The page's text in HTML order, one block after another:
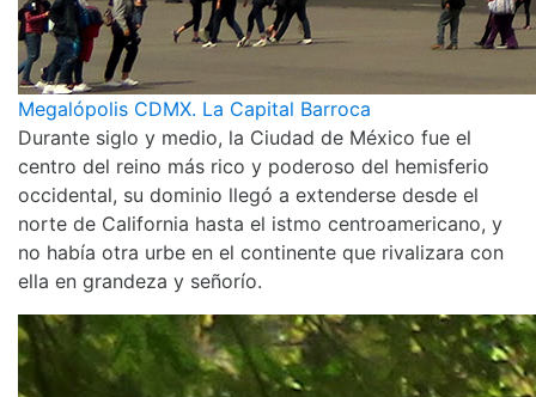
Megalópolis CDMX. La Capital Barroca
Durante siglo y medio, la Ciudad de México fue el
centro del reino más rico y poderoso del hemisferio
occidental, su dominio llegó a extenderse desde el
norte de California hasta el istmo centroamericano, y
no había otra urbe en el continente que rivalizara con
ella en grandeza y señorío.